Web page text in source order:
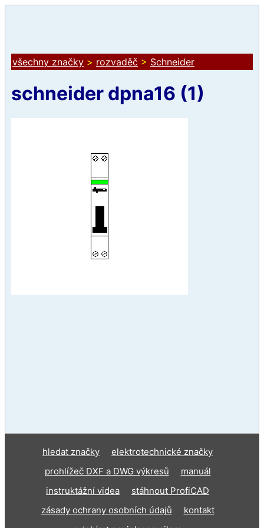
všechny značky > rozvaděč > Schneider
schneider dpna16 (1)
hledat značky
elektrotechnické značky
prohlížeč DXF a DWG výkresů
manuál
instruktážní videa
stáhnout ProfiCAD
zásady ochrany osobních údajů
kontakt